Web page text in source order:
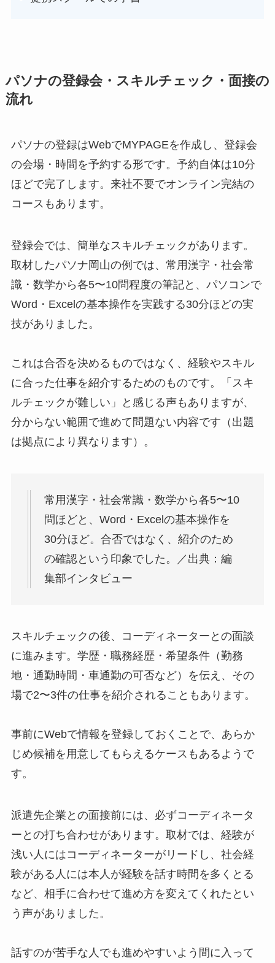
パソナの登録会・スキルチェック・面接の
流れ
パソナの登録はWebでMYPAGEを作成し、登録会
の会場・時間を予約する形です。予約自体は10分
ほどで完了します。来社不要でオンライン完結の
コースもあります。
登録会では、簡単なスキルチェックがあります。
取材したパソナ岡山の例では、常用漢字・社会常
識・数学から各5〜10問程度の筆記と、パソコンで
Word・Excelの基本操作を実践する30分ほどの実
技がありました。
これは合否を決めるものではなく、経験やスキル
に合った仕事を紹介するためのものです。「スキ
ルチェックが難しい」と感じる声もありますが、
分からない範囲で進めて問題ない内容です（出題
は拠点により異なります）。
常用漢字・社会常識・数学から各5〜10
問ほどと、Word・Excelの基本操作を
30分ほど。合否ではなく、紹介のため
の確認という印象でした。／出典：編
集部インタビュー
スキルチェックの後、コーディネーターとの面談
に進みます。学歴・職務経歴・希望条件（勤務
地・通勤時間・車通勤の可否など）を伝え、その
場で2〜3件の仕事を紹介されることもあります。
事前にWebで情報を登録しておくことで、あらか
じめ候補を用意してもらえるケースもあるようで
す。
派遣先企業との面接前には、必ずコーディネータ
ーとの打ち合わせがあります。取材では、経験が
浅い人にはコーディネーターがリードし、社会経
験がある人には本人が経験を話す時間を多くとる
など、相手に合わせて進め方を変えてくれたとい
う声がありました。
話すのが苦手な人でも進めやすいよう間に入って